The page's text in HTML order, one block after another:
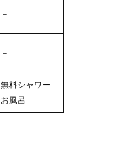
－
－
無料シャワー
お風呂